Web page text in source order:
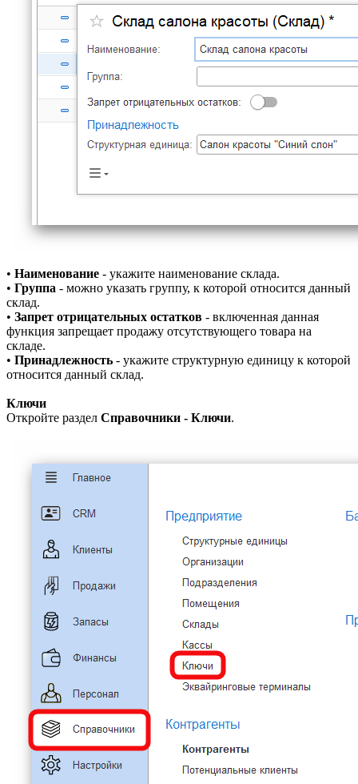
• Наименование - укажите наименование склада.
• Группа - можно указать группу, к которой относится данный
склад.
• Запрет отрицательных остатков - включенная данная
функция запрещает продажу отсутствующего товара на
складе.
• Принадлежность - укажите структурную единицу к которой
относится данный склад.
Ключи
Откройте раздел Справочники - Ключи.